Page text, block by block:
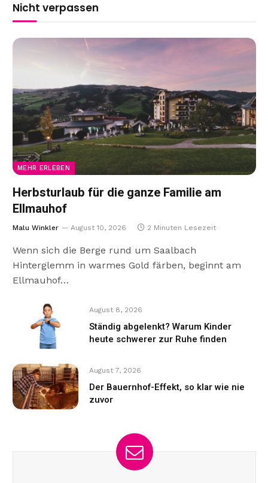
Nicht verpassen
MEHR ERLEBEN
Herbsturlaub für die ganze Familie am
Ellmauhof
Malu Winkler August 10, 2026 2 Minuten Lesezeit
Wenn sich die Berge rund um Saalbach
Hinterglemm in warmes Gold färben, beginnt am
Ellmauhof…
August 8, 2026
Ständig abgelenkt? Warum Kinder
heute schwerer zur Ruhe finden
August 7, 2026
Der Bauernhof-Effekt, so klar wie nie
zuvor